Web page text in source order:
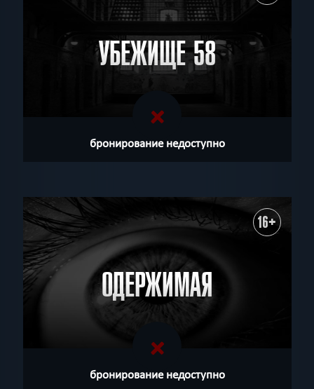
УБЕЖИЩЕ 58
бронирование недоступно
16+
ОДЕРЖИМАЯ
бронирование недоступно